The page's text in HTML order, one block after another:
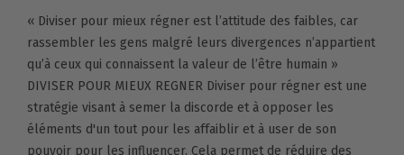
« Diviser pour mieux régner est l’attitude des faibles, car
rassembler les gens malgré leurs divergences n’appartient
qu’à ceux qui connaissent la valeur de l’être humain »
DIVISER POUR MIEUX REGNER Diviser pour régner est une
stratégie visant à semer la discorde et à opposer les
éléments d'un tout pour les affaiblir et à user de son
pouvoir pour les influencer. Cela permet de réduire des